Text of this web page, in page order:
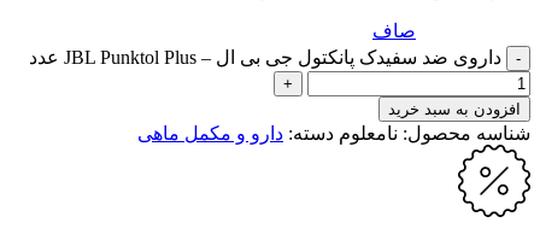
صاف
داروی ضد سفیدک پانکتول جی بی ال – JBL Punktol Plus عدد
افزودن به سبد خرید
شناسه محصول: نامعلوم دسته: دارو و مکمل ماهی